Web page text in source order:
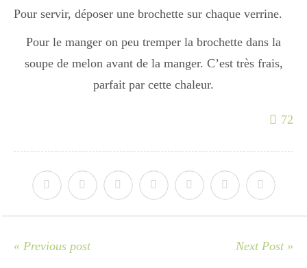
Divers
cupcake
Pour servir, déposer une brochette sur chaque verrine.
Pour le manger on peu tremper la brochette dans la
soupe de melon avant de la manger. C’est très frais,
parfait par cette chaleur.
72
« Previous post Next Post »